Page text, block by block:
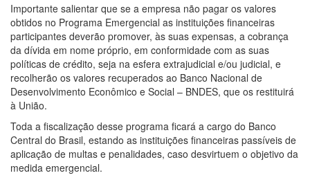
Importante salientar que se a empresa não pagar os valores
obtidos no Programa Emergencial as instituições financeiras
participantes deverão promover, às suas expensas, a cobrança
da dívida em nome próprio, em conformidade com as suas
políticas de crédito, seja na esfera extrajudicial e/ou judicial, e
recolherão os valores recuperados ao Banco Nacional de
Desenvolvimento Econômico e Social – BNDES, que os restituirá
à União.
Toda a fiscalização desse programa ficará a cargo do Banco
Central do Brasil, estando as instituições financeiras passíveis de
aplicação de multas e penalidades, caso desvirtuem o objetivo da
medida emergencial.